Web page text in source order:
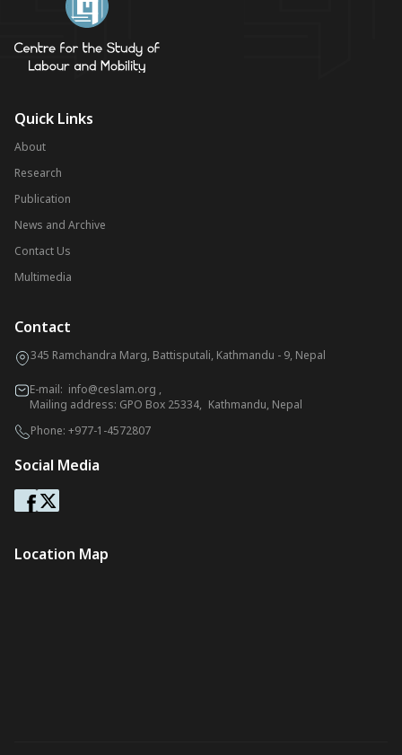
Quick Links
About
Research
Publication
News and Archive
Contact Us
Multimedia
Contact
345 Ramchandra Marg, Battisputali, Kathmandu - 9, Nepal
E-mail: info@ceslam.org ,
Mailing address: GPO Box 25334, Kathmandu, Nepal
Phone: +977-1-4572807
Social Media
Location Map